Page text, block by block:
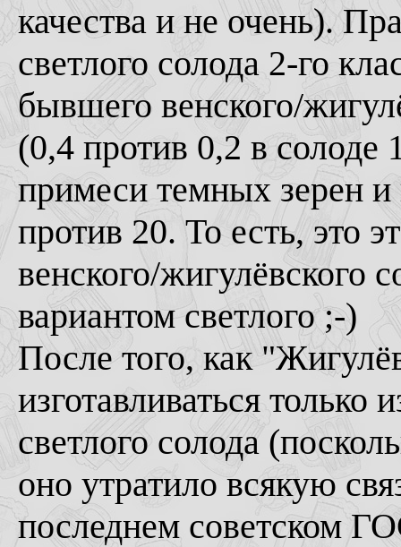
качества и не очень).
светлого солода 2-го
бывшего венского/
(0,4 против 0,2 в солоде
примеси темных зерен
против 20. То есть, это
венского/жигулёвского
вариантом светлого ;-)
После того, как
изготавливаться только
светлого солода
оно утратило всякую
последнем советском